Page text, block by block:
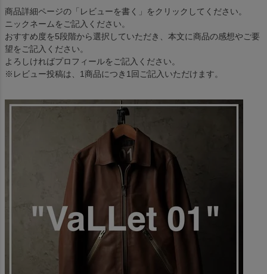
商品詳細ページの「レビューを書く」をクリックしてください。
ニックネームをご記入ください。
おすすめ度を5段階から選択していただき、本文に商品の感想やご要
望をご記入ください。
よろしければプロフィールをご記入ください。
※レビュー投稿は、1商品につき1回ご記入いただけます。